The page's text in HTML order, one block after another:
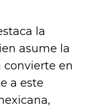
la
asume la
convierte en
a este